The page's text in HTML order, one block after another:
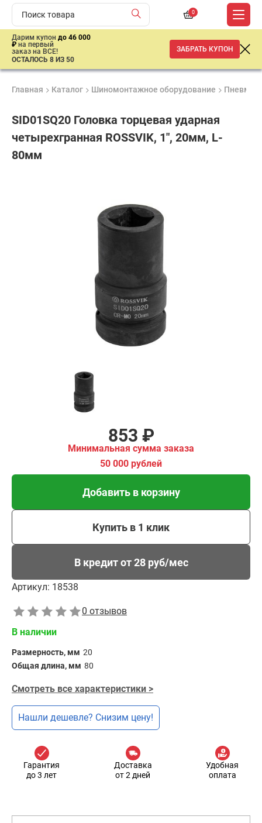
0
Дарим купон до 46 000
₽ на первый
заказ на ВСЕ!
ОСТАЛОСЬ 8 ИЗ 50
ЗАБРАТЬ КУПОН
Главная Каталог Шиномонтажное оборудование
SID01SQ20 Головка торцевая ударная
четырехгранная ROSSVIK, 1", 20мм, L-
80мм
853 ₽
Минимальная сумма заказа
50 000 рублей
Добавить в корзину
Купить в 1 клик
В кредит от 28 руб/мес
Артикул: 18538
0 отзывов
В наличии
Размерность, мм 20
Общая длина, мм 80
Смотреть все характеристики >
Нашли дешевле? Снизим цену!
Гарантия
до 3 лет
Доставка
от 2 дней
Удобная
оплата
Добавить в корзину
Купить в 1 клик
В кредит от 28 руб/мес